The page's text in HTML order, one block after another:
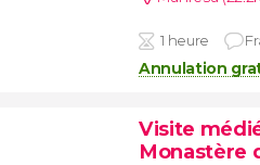
1 heure
Annulation
Visite
Monastère